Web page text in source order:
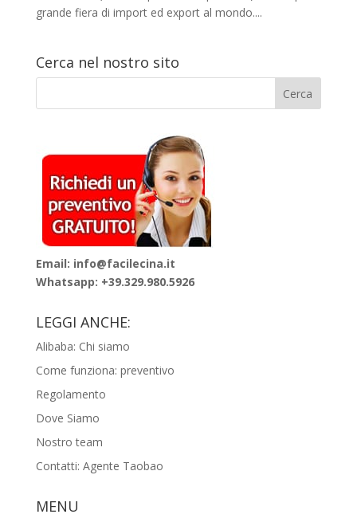
grande fiera di import ed export al mondo....
Cerca nel nostro sito
Email: info@facilecina.it
Whatsapp: +39.329.980.5926
LEGGI ANCHE:
Alibaba: Chi siamo
Come funziona: preventivo
Regolamento
Dove Siamo
Nostro team
Contatti: Agente Taobao
MENU